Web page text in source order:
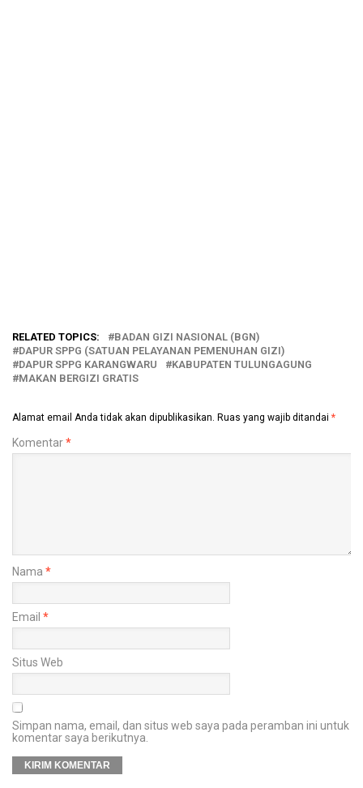
RELATED TOPICS:
BADAN GIZI NASIONAL (BGN)
DAPUR SPPG (SATUAN PELAYANAN PEMENUHAN GIZI)
DAPUR SPPG KARANGWARU
KABUPATEN TULUNGAGUNG
MAKAN BERGIZI GRATIS
Alamat email Anda tidak akan dipublikasikan. Ruas yang wajib ditandai *
Komentar*
Nama *
Email *
Situs Web
Simpan nama, email, dan situs web saya pada peramban ini untuk
komentar saya berikutnya.